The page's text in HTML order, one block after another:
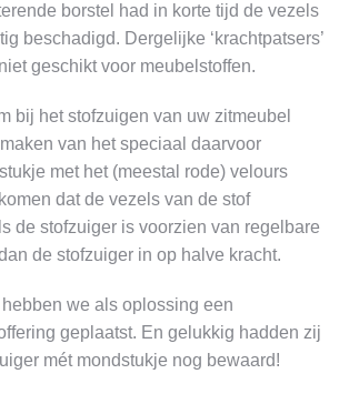
borstel had in korte tijd de vezels
beschadigd. Dergelijke ‘krachtpatsers’
geschikt voor meubelstoffen.
bij het stofzuigen van uw zitmeubel
van het speciaal daarvoor
met het (meestal rode) velours
dat de vezels van de stof
de stofzuiger is voorzien van regelbare
de stofzuiger in op halve kracht.
we als oplossing een
geplaatst. En gelukkig hadden zij
mét mondstukje nog bewaard!